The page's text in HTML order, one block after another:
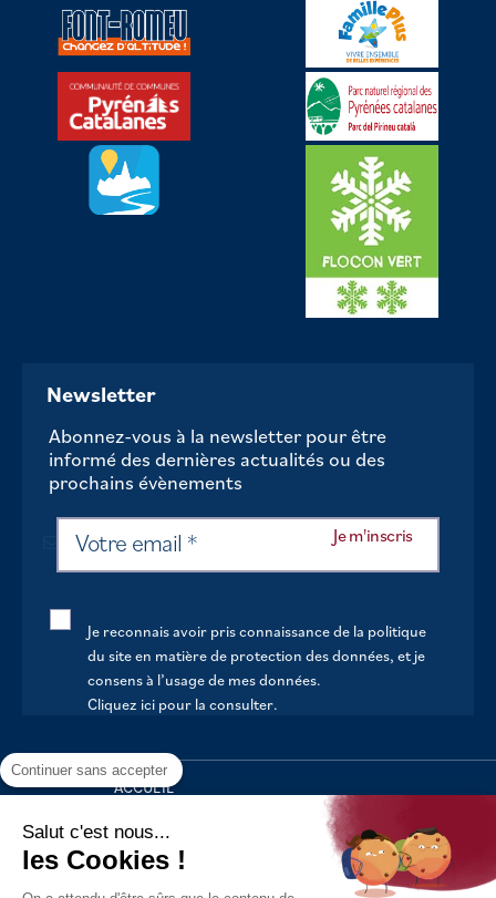
Newsletter
Abonnez-vous à la newsletter pour être
informé des dernières actualités ou des
prochains évènements
Je reconnais avoir pris connaissance de la politique
du site en matière de protection des données, et je
consens à l’usage de mes données.
Cliquez ici pour la consulter.
ACCUEIL
VOTRE MAIRIE
VOTRE QUOTIDIEN
Continuer sans accepter
Salut c'est nous...
les Cookies !